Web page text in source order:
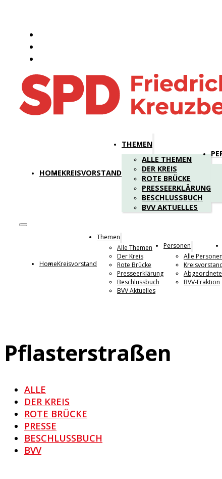
HOMEKREISVORSTAND
THEMEN
ALLE THEMEN
DER KREIS
ROTE BRÜCKE
PRESSEERKLÄRUNG
BESCHLUSSBUCH
BVV AKTUELLES
HomeKreisvorstand
Themen
Alle Themen
Der Kreis
Rote Brücke
Presseerklärung
Beschlussbuch
BVV Aktuelles
Personen
Alle Personen
Abgeordnete
BVV-Fraktion
Pflasterstraßen
ALLE
DER KREIS
ROTE BRÜCKE
PRESSE
BESCHLUSSBUCH
BVV